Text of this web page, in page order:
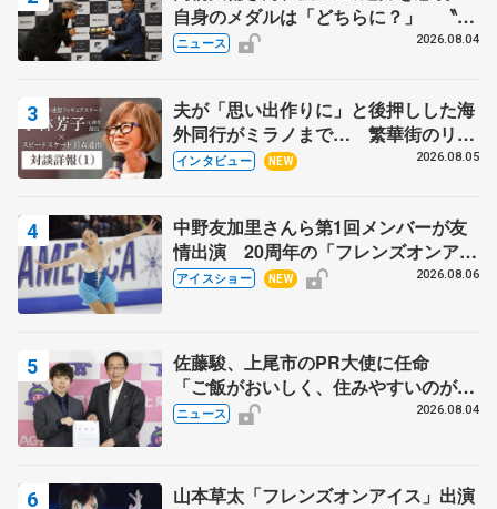
自身のメダルは「どちらに？」 〝リ
ス兄弟〟オリンピック3連覇の野村忠
ニュース 2026.08.04
夫が「思い出作りに」と後押しした海
外同行がミラノまで… 繁華街のリン
クでは不良のお兄さんも味方に 小林
インタビュー NEW 2026.08.05
中野友加里さんら第1回メンバーが友
情出演 20周年の「フレンズオンアイ
ス」 宮本賢二さん、有川梨絵さん、
アイスショー NEW 2026.08.06
佐藤駿、上尾市のPR大使に任命
「ご飯がおいしく、住みやすいのが魅
力」
ニュース 2026.08.04
山本草太「フレンズオンアイス」出演